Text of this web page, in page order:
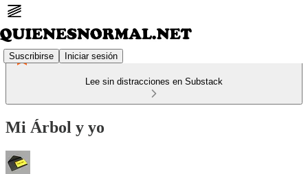
Suscribirse Iniciar sesión
Lee sin distracciones en Substack
Mi Árbol y yo